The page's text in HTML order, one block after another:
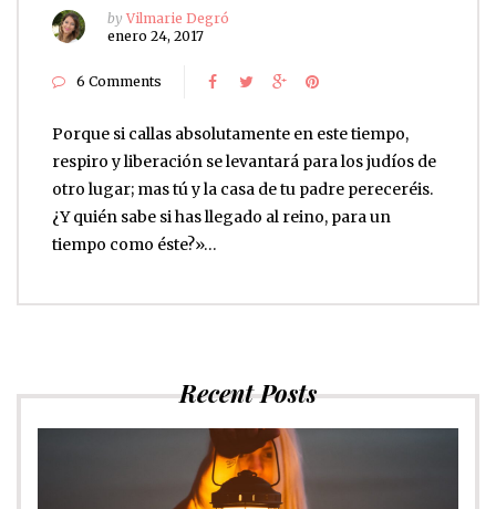
by Vilmarie Degró
enero 24, 2017
6 Comments
Porque si callas absolutamente en este tiempo,
respiro y liberación se levantará para los judíos de
otro lugar; mas tú y la casa de tu padre pereceréis.
¿Y quién sabe si has llegado al reino, para un
tiempo como éste?»…
Recent Posts